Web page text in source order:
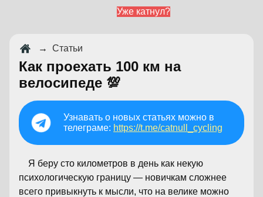
Уже катнул?
→ Статьи
Как проехать 100 км на
велосипеде 💯
Узнавать о новых статьях можно в
телеграме: https://t.me/catnull_cycling
Я беру сто километров в день как некую
психологическую границу — новичкам сложнее
всего привыкнуть к мысли, что на велике можно